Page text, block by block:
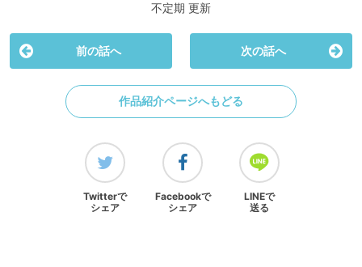
不定期 更新
前の話へ 次の話へ
作品紹介ページへもどる
Twitterで
シェア
Facebookで
シェア
LINEで
送る